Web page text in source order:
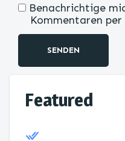
Benachrichtige
Kommentaren per
SENDEN
Featured